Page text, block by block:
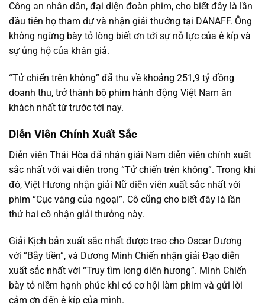
Công an nhân dân, đại diện đoàn phim, cho biết đây là lần
đầu tiên họ tham dự và nhận giải thưởng tại DANAFF. Ông
không ngừng bày tỏ lòng biết ơn tới sự nỗ lực của ê kíp và
sự ủng hộ của khán giả.
“Tử chiến trên không” đã thu về khoảng 251,9 tỷ đồng
doanh thu, trở thành bộ phim hành động Việt Nam ăn
khách nhất từ trước tới nay.
Diễn Viên Chính Xuất Sắc
Diễn viên Thái Hòa đã nhận giải Nam diễn viên chính xuất
sắc nhất với vai diễn trong “Tử chiến trên không”. Trong khi
đó, Việt Hương nhận giải Nữ diễn viên xuất sắc nhất với
phim “Cục vàng của ngoại”. Cô cũng cho biết đây là lần
thứ hai cô nhận giải thưởng này.
Giải Kịch bản xuất sắc nhất được trao cho Oscar Dương
với “Bẫy tiền”, và Dương Minh Chiến nhận giải Đạo diễn
xuất sắc nhất với “Truy tìm long diên hương”. Minh Chiến
bày tỏ niềm hạnh phúc khi có cơ hội làm phim và gửi lời
cảm ơn đến ê kíp của mình.